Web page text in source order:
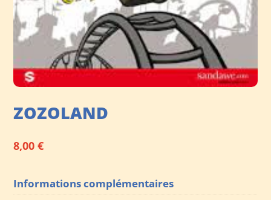
ZOZOLAND
8,00€
Informations complémentaires